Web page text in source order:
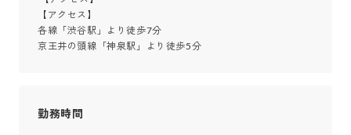
【アクセス】
各線「渋谷駅」より徒歩7分
京王井の頭線「神泉駅」より徒歩5分
勤務時間